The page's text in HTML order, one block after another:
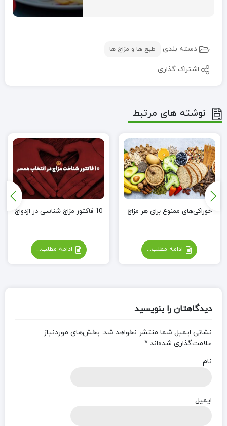
دسته بندی طبع ها و مزاج ها
اشتراک گذاری
نوشته های مرتبط
خوراکی‌های ممنوع برای هر مزاج
ادامه مطلب...
10 فاکتور مزاج شناسی در ازدواج
ادامه مطلب...
دیدگاهتان را بنویسید
نشانی ایمیل شما منتشر نخواهد شد. بخش‌های موردنیاز
علامت‌گذاری شده‌اند *
نام
ایمیل